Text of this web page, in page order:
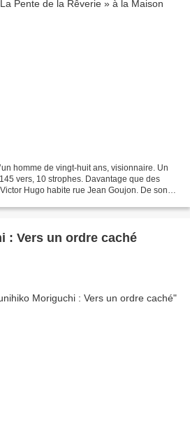
homme de vingt-huit ans, visionnaire. Un
vers, 10 strophes. Davantage que des
Hugo habite rue Jean Goujon. De son
: Vers un ordre caché